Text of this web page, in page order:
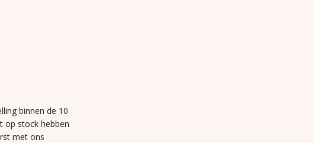
binnen de 10
op stock hebben
met ons